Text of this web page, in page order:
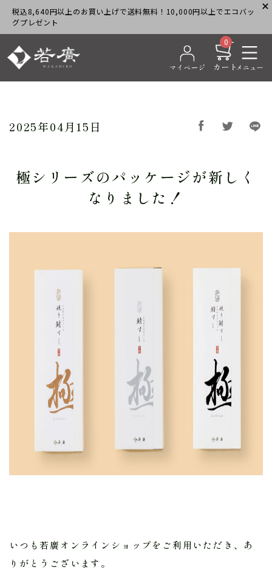
税込8,640円以上のお買い上げで送料無料！10,000円以上でエコバッ
グプレゼント
0
2025年04月15日
極シリーズのパッケージが新しく
なりました！
いつも若廣オンラインショップをご利用いただき、あ
りがとうございます。